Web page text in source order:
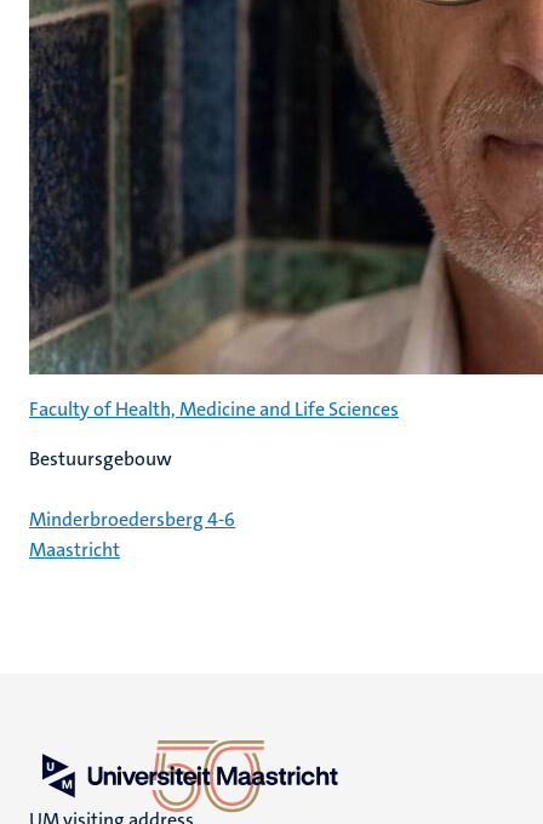
Faculty of Health, Medicine and Life Sciences
Bestuursgebouw
Minderbroedersberg 4-6
Maastricht